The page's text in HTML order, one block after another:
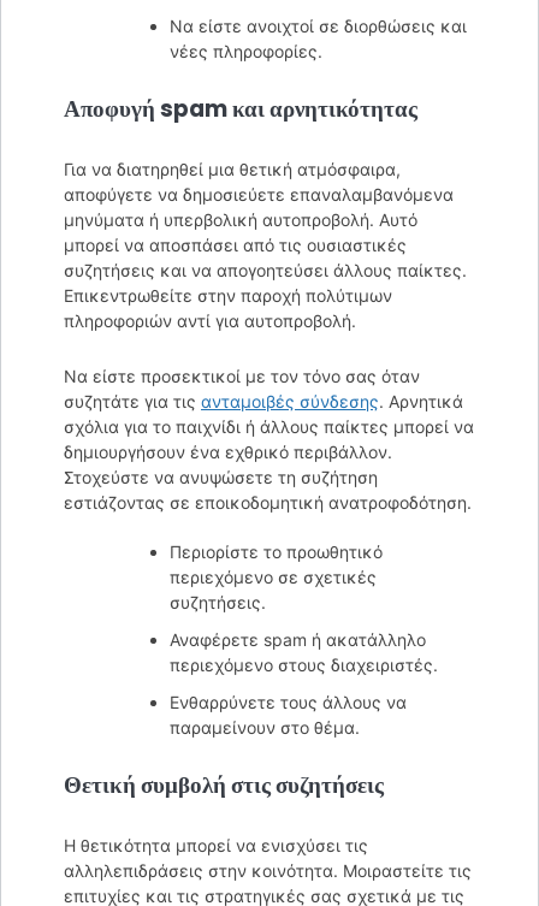
Να είστε ανοιχτοί σε διορθώσεις και
νέες πληροφορίες.
Αποφυγή spam και αρνητικότητας
Για να διατηρηθεί μια θετική ατμόσφαιρα,
αποφύγετε να δημοσιεύετε επαναλαμβανόμενα
μηνύματα ή υπερβολική αυτοπροβολή. Αυτό
μπορεί να αποσπάσει από τις ουσιαστικές
συζητήσεις και να απογοητεύσει άλλους παίκτες.
Επικεντρωθείτε στην παροχή πολύτιμων
πληροφοριών αντί για αυτοπροβολή.
Να είστε προσεκτικοί με τον τόνο σας όταν
συζητάτε για τις ανταμοιβές σύνδεσης. Αρνητικά
σχόλια για το παιχνίδι ή άλλους παίκτες μπορεί να
δημιουργήσουν ένα εχθρικό περιβάλλον.
Στοχεύστε να ανυψώσετε τη συζήτηση
εστιάζοντας σε εποικοδομητική ανατροφοδότηση.
Περιορίστε το προωθητικό
περιεχόμενο σε σχετικές
συζητήσεις.
Αναφέρετε spam ή ακατάλληλο
περιεχόμενο στους διαχειριστές.
Ενθαρρύνετε τους άλλους να
παραμείνουν στο θέμα.
Θετική συμβολή στις συζητήσεις
Η θετικότητα μπορεί να ενισχύσει τις
αλληλεπιδράσεις στην κοινότητα. Μοιραστείτε τις
επιτυχίες και τις στρατηγικές σας σχετικά με τις